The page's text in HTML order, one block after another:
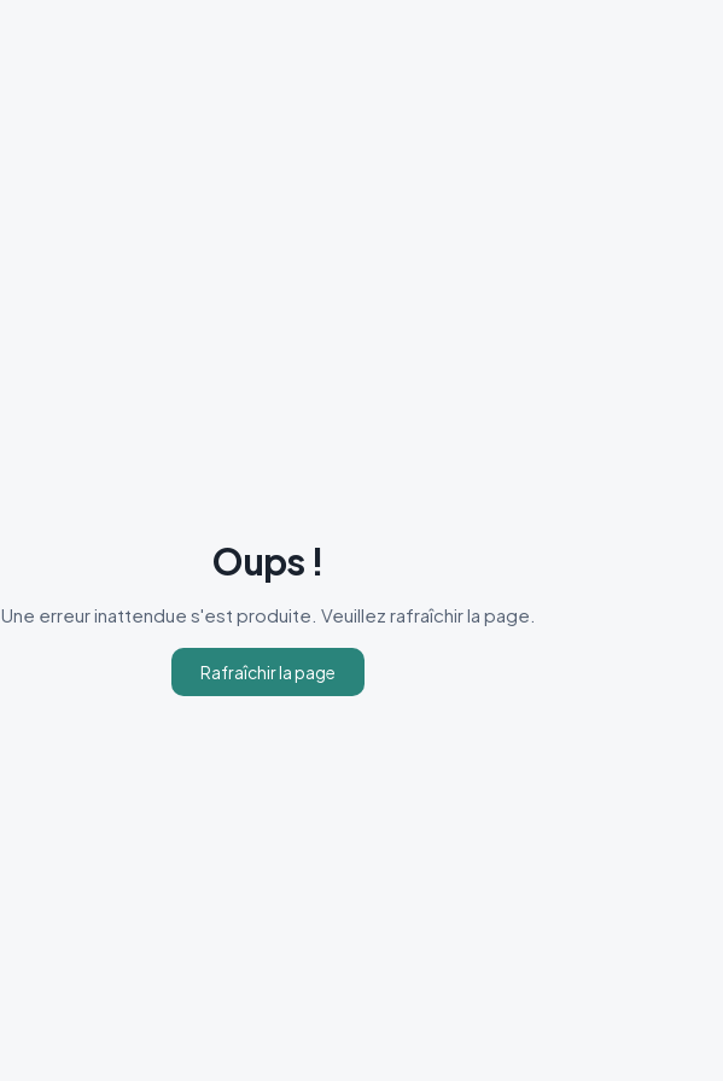
Oups !
Une erreur inattendue s'est produite. Veuillez rafraîchir la page.
Rafraîchir la page